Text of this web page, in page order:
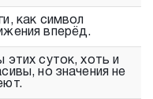
как символ
вперёд.
этих суток, хоть и
но значения не